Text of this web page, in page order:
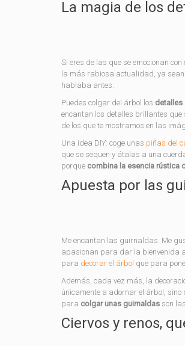
La magia de los
Si eres de las que se emocionan
la más rabiosa actualidad, ya sean
hablaba antes.
Puedes colgar del árbol los detalles
encantan los detalles brillantes que
de los que te mostramos en las
Una idea DIY: coge unas piñas del
que se sequen y átalas a una
porque combina la esencia rústica
Apuesta por las
Me encantan las guirnaldas. Me
apasionan para dar la bienvenida
para decorar el árbol que para
Además, cada vez más, la
únicamente a adornar el árbol, sino
para colgar unas guirnaldas son
Ciervos y renos,